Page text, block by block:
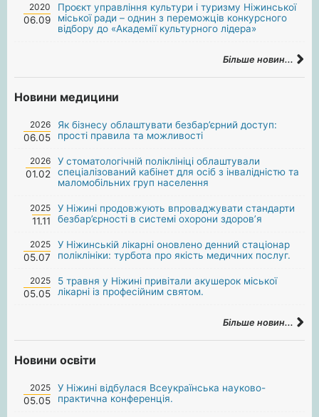
2020
06.09
Проєкт управління культури і туризму Ніжинської
міської ради – однин з переможців конкурсного
відбору до «Академії культурного лідера»
Більше новин...
Новини медицини
2026
06.05
Як бізнесу облаштувати безбар’єрний доступ:
прості правила та можливості
2026
01.02
У стоматологічній поліклініці облаштували
спеціалізований кабінет для осіб з інвалідністю та
маломобільних груп населення
2025
11.11
У Ніжині продовжують впроваджувати стандарти
безбар’єрності в системі охорони здоров’я
2025
05.07
У Ніжинській лікарні оновлено денний стаціонар
поліклініки: турбота про якість медичних послуг.
2025
05.05
5 травня у Ніжині привітали акушерок міської
лікарні із професійним святом.
Більше новин...
Новини освіти
2025
05.05
У Ніжині відбулася Всеукраїнська науково-
практична конференція.